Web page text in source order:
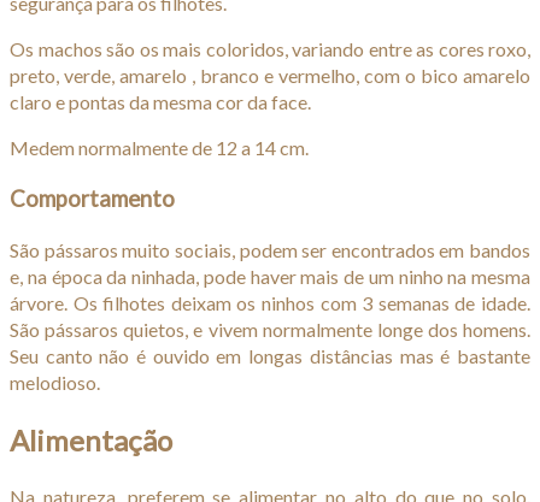
Os machos são os mais coloridos, variando entre as cores roxo,
preto, verde, amarelo , branco e vermelho, com o bico amarelo
claro e pontas da mesma cor da face.
Medem normalmente de 12 a 14 cm.
Comportamento
São pássaros muito sociais, podem ser encontrados em bandos
e, na época da ninhada, pode haver mais de um ninho na mesma
árvore. Os filhotes deixam os ninhos com 3 semanas de idade.
São pássaros quietos, e vivem normalmente longe dos homens.
Seu canto não é ouvido em longas distâncias mas é bastante
melodioso.
Alimentação
Na natureza, preferem se alimentar no alto do que no solo.